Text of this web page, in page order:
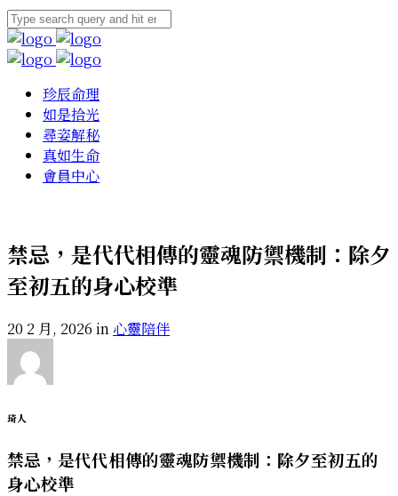
珍辰命理
如是拾光
尋姿解秘
真如生命
會員中心
禁忌，是代代相傳的靈魂防禦機制：除夕
至初五的身心校準
20 2 月, 2026 in 心靈陪伴
琦人
禁忌，是代代相傳的靈魂防禦機制：除夕至初五的
身心校準